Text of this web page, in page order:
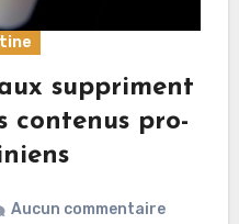
suppriment
contenus pro-
Aucun commentaire